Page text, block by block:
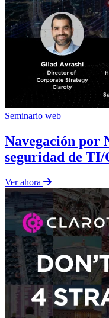
Seminario web
Navegación por
seguridad de
Ver ahora